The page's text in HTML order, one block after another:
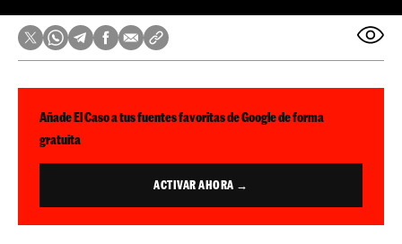
Añade El Caso a tus fuentes favoritas de Google de forma
gratuita
ACTIVAR AHORA →